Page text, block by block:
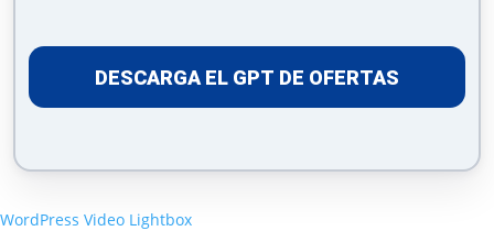
DESCARGA EL GPT DE OFERTAS
WordPress Video Lightbox